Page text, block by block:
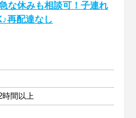
な休みも相談可！子連れ
再配達なし
時間以上